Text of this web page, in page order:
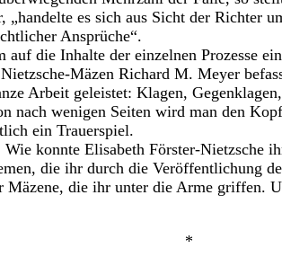
„handelte es sich aus Sicht der Richter
Ansprüche“.
die Inhalte der einzelnen Prozesse
Mäzen Richard M. Meyer
Arbeit geleistet: Klagen,
nach wenigen Seiten wird man den
ein Trauerspiel.
konnte Elisabeth Förster-Nietzsche
die ihr durch die Veröffentlichung
Mäzene, die ihr unter die Arme griffen.
*